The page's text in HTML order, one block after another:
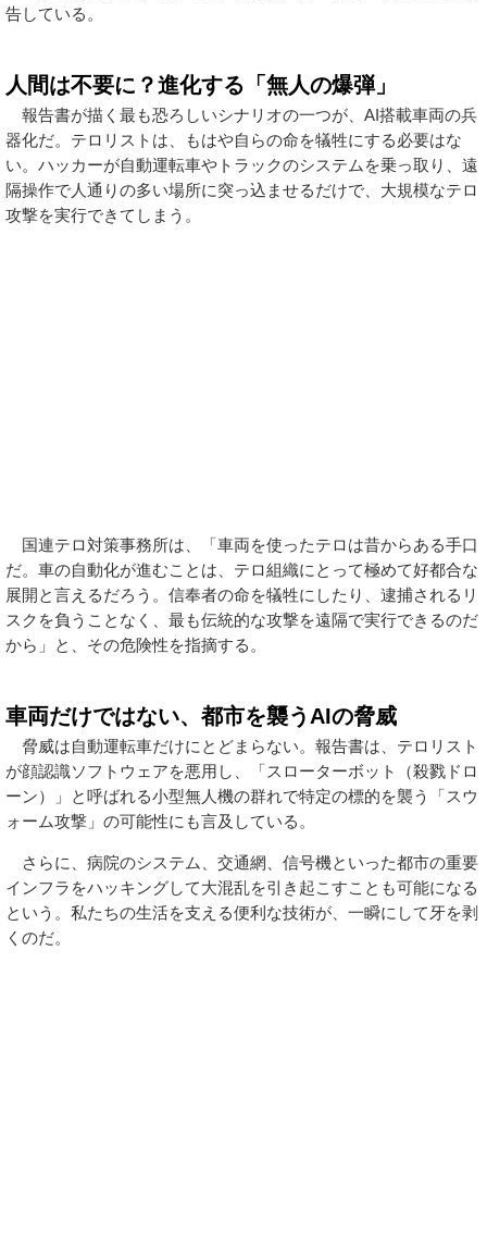
告している。
人間は不要に？進化する「無人の爆弾」
報告書が描く最も恐ろしいシナリオの一つが、AI搭載車両の兵
器化だ。テロリストは、もはや自らの命を犠牲にする必要はな
い。ハッカーが自動運転車やトラックのシステムを乗っ取り、遠
隔操作で人通りの多い場所に突っ込ませるだけで、大規模なテロ
攻撃を実行できてしまう。
国連テロ対策事務所は、「車両を使ったテロは昔からある手口
だ。車の自動化が進むことは、テロ組織にとって極めて好都合な
展開と言えるだろう。信奉者の命を犠牲にしたり、逮捕されるリ
スクを負うことなく、最も伝統的な攻撃を遠隔で実行できるのだ
から」と、その危険性を指摘する。
車両だけではない、都市を襲うAIの脅威
脅威は自動運転車だけにとどまらない。報告書は、テロリスト
が顔認識ソフトウェアを悪用し、「スローターボット（殺戮ドロ
ーン）」と呼ばれる小型無人機の群れで特定の標的を襲う「スウ
ォーム攻撃」の可能性にも言及している。
さらに、病院のシステム、交通網、信号機といった都市の重要
インフラをハッキングして大混乱を引き起こすことも可能になる
という。私たちの生活を支える便利な技術が、一瞬にして牙を剥
くのだ。